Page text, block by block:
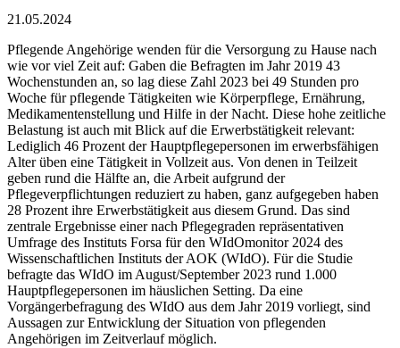
21.05.2024
Pflegende Angehörige wenden für die Versorgung zu Hause nach
wie vor viel Zeit auf: Gaben die Befragten im Jahr 2019 43
Wochenstunden an, so lag diese Zahl 2023 bei 49 Stunden pro
Woche für pflegende Tätigkeiten wie Körperpflege, Ernährung,
Medikamentenstellung und Hilfe in der Nacht. Diese hohe zeitliche
Belastung ist auch mit Blick auf die Erwerbstätigkeit relevant:
Lediglich 46 Prozent der Hauptpflegepersonen im erwerbsfähigen
Alter üben eine Tätigkeit in Vollzeit aus. Von denen in Teilzeit
geben rund die Hälfte an, die Arbeit aufgrund der
Pflegeverpflichtungen reduziert zu haben, ganz aufgegeben haben
28 Prozent ihre Erwerbstätigkeit aus diesem Grund. Das sind
zentrale Ergebnisse einer nach Pflegegraden repräsentativen
Umfrage des Instituts Forsa für den WIdOmonitor 2024 des
Wissenschaftlichen Instituts der AOK (WIdO). Für die Studie
befragte das WIdO im August/September 2023 rund 1.000
Hauptpflegepersonen im häuslichen Setting. Da eine
Vorgängerbefragung des WIdO aus dem Jahr 2019 vorliegt, sind
Aussagen zur Entwicklung der Situation von pflegenden
Angehörigen im Zeitverlauf möglich.